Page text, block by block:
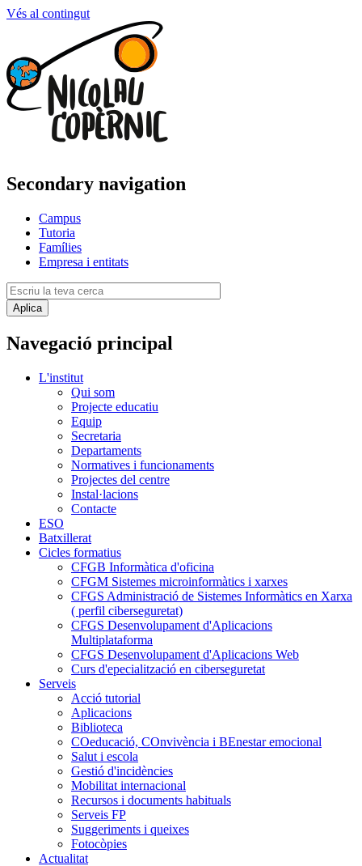
Vés al contingut
Secondary navigation
Campus
Tutoria
Famílies
Empresa i entitats
Navegació principal
L'institut
Qui som
Projecte educatiu
Equip
Secretaria
Departaments
Normatives i funcionaments
Projectes del centre
Instal·lacions
Contacte
ESO
Batxillerat
Cicles formatius
CFGB Informàtica d'oficina
CFGM Sistemes microinformàtics i xarxes
CFGS Administració de Sistemes Informàtics en Xarxa
( perfil ciberseguretat)
CFGS Desenvolupament d'Aplicacions
Multiplataforma
CFGS Desenvolupament d'Aplicacions Web
Curs d'epecialització en ciberseguretat
Serveis
Acció tutorial
Aplicacions
Biblioteca
COeducació, COnvivència i BEnestar emocional
Salut i escola
Gestió d'incidències
Mobilitat internacional
Recursos i documents habituals
Serveis FP
Suggeriments i queixes
Fotocòpies
Actualitat